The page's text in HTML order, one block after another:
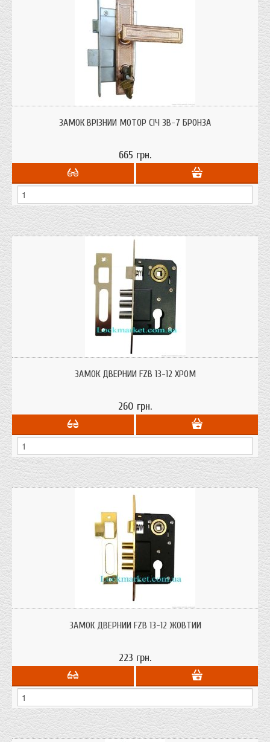
ручками і циліндром 70 мм. 4 ключа.
ЗАМОК ВРІЗНИЙ МОТОР СІЧ ЗВ-7 БРОНЗА
665 грн.
корпус замку без ручок і циліндра. Для дерев'яних і мдф дверей. Аналог
корпусу замку Апекс 1023ЗАМОК ДВЕРНИЙ FZB 13-12 ХРОМ
260 грн.
точніше корпус замку без ручок і циліндра. Для дерев'яних і мдф дверей.
Аналог корпусу замку Апекс 1023
ЗАМОК ДВЕРНИЙ FZB 13-12 ЖОВТИЙ
223 грн.